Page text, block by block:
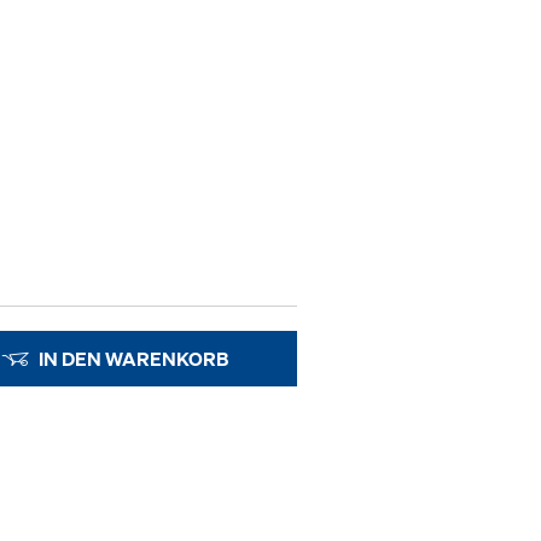
IN DEN WARENKORB